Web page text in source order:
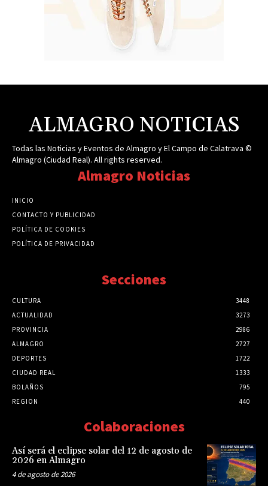
ALMAGRO NOTICIAS
Todas las Noticias y Eventos de Almagro y El Campo de Calatrava ©
Almagro (Ciudad Real). All rights reserved.
Almagro Noticias
INICIO
CONTACTO Y PUBLICIDAD
POLÍTICA DE COOKIES
POLÍTICA DE PRIVACIDAD
Secciones
CULTURA
3448
ACTUALIDAD
3273
PROVINCIA
2986
ALMAGRO
2727
DEPORTES
1722
CIUDAD REAL
1333
BOLAÑOS
795
REGION
440
Colaboraciones
Así será el eclipse solar del 12 de agosto de
2026 en Almagro
4 de agosto de 2026